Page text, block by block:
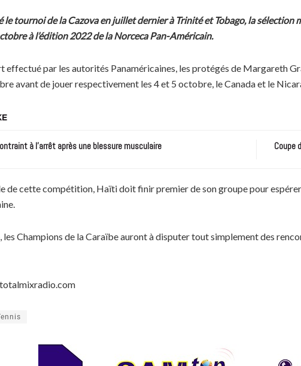
tournoi de la Cazova en juillet dernier à Trinité et Tobago, la sélection
à l’édition 2022 de la Norceca Pan-Américain.
effectué par les autorités Panaméricaines, les protégés de Margareth
avant de jouer respectivement les 4 et 5 octobre, le Canada et le
à l’arrêt après une blessure musculaire Coupe
de cette compétition, Haïti doit finir premier de son groupe pour
les Champions de la Caraïbe auront à disputer tout simplement des